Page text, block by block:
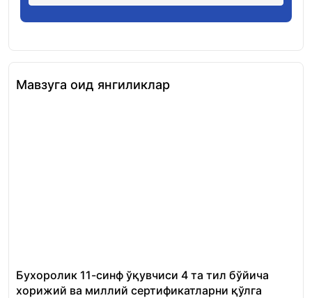
Мавзуга оид янгиликлар
Бухоролик 11-синф ўқувчиси 4 та тил бўйича
хорижий ва миллий сертификатларни қўлга